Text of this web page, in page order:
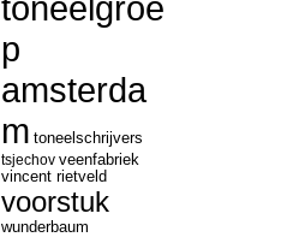
p
amsterda
m toneelschrijvers
tsjechov veenfabriek
vincent rietveld
voorstuk
wunderbaum